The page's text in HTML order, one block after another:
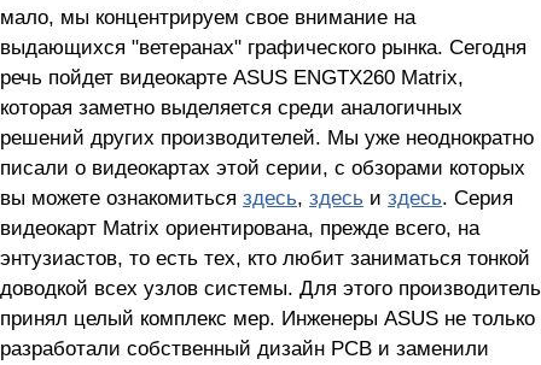
мало, мы концентрируем свое внимание на
выдающихся "ветеранах" графического рынка. Сегодня
речь пойдет видеокарте ASUS ENGTX260 Matrix,
которая заметно выделяется среди аналогичных
решений других производителей. Мы уже неоднократно
писали о видеокартах этой серии, с обзорами которых
вы можете ознакомиться здесь, здесь и здесь. Серия
видеокарт Matrix ориентирована, прежде всего, на
энтузиастов, то есть тех, кто любит заниматься тонкой
доводкой всех узлов системы. Для этого производитель
принял целый комплекс мер. Инженеры ASUS не только
разработали собственный дизайн PCB и заменили